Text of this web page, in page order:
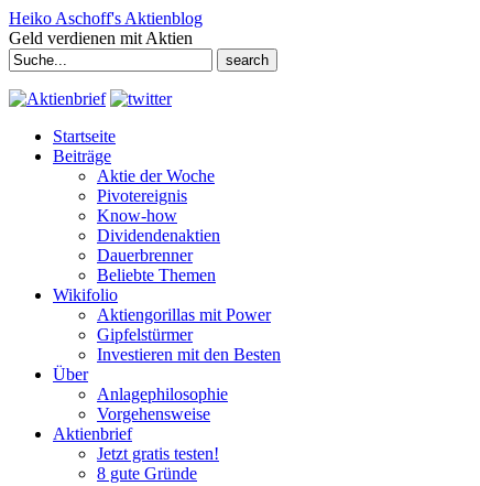
Heiko Aschoff's Aktienblog
Geld verdienen mit Aktien
Search
for:
Startseite
Beiträge
Aktie der Woche
Pivotereignis
Know-how
Dividendenaktien
Dauerbrenner
Beliebte Themen
Wikifolio
Aktiengorillas mit Power
Gipfelstürmer
Investieren mit den Besten
Über
Anlagephilosophie
Vorgehensweise
Aktienbrief
Jetzt gratis testen!
8 gute Gründe